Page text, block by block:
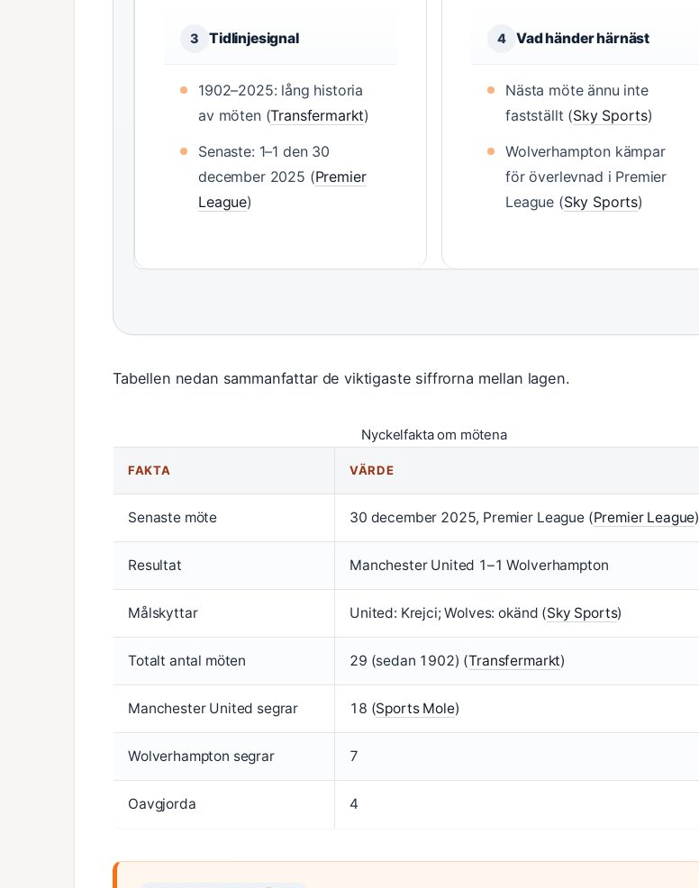
3 Tidlinjesignal
1902–2025: lång historia
av möten (Transfermarkt)
Senaste: 1–1 den 30
december 2025 (Premier
League)
4 Vad händer härnäst
Nästa möte ännu inte
fastställt (Sky Sports)
Wolverhampton kämpar
för överlevnad i Premier
League (Sky Sports)
Tabellen nedan sammanfattar de viktigaste siffrorna mellan lagen.
Nyckelfakta om mötena
FAKTA VÄRDE
Senaste möte 30 december 2025, Premier League (Premier League)
Resultat Manchester United 1–1 Wolverhampton
Målskyttar United: Krejci; Wolves: okänd (Sky Sports)
Totalt antal möten 29 (sedan 1902) (Transfermarkt)
Manchester United segrar 18 (Sports Mole)
Wolverhampton segrar 7
Oavgjorda 4